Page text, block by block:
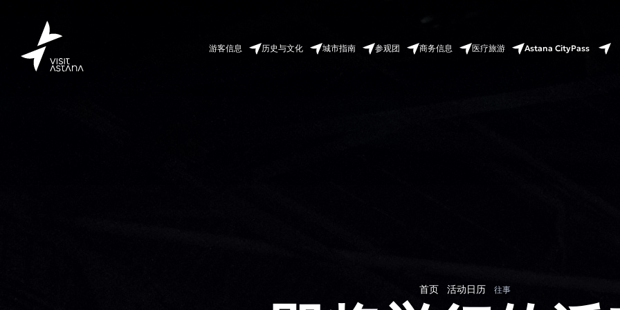
游客信息 历史与文化 城市指南 参观团 商务信息 医疗旅游 Astana CityPass
首页 活动日历 往事